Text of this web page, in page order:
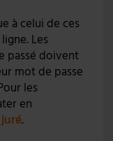
à celui de ces
Les
passé doivent
mot de passe
les
en
.